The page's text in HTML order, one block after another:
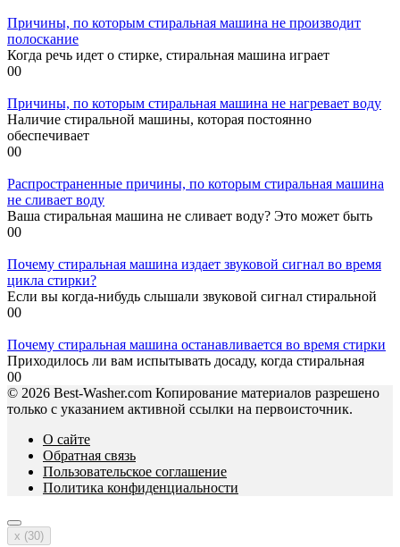
Причины, по которым стиральная машина не производит
полоскание
Когда речь идет о стирке, стиральная машина играет
00
Причины, по которым стиральная машина не нагревает воду
Наличие стиральной машины, которая постоянно
обеспечивает
00
Распространенные причины, по которым стиральная машина
не сливает воду
Ваша стиральная машина не сливает воду? Это может быть
00
Почему стиральная машина издает звуковой сигнал во время
цикла стирки?
Если вы когда-нибудь слышали звуковой сигнал стиральной
00
Почему стиральная машина останавливается во время стирки
Приходилось ли вам испытывать досаду, когда стиральная
00
© 2026 Best-Washer.com Копирование материалов разрешено
только с указанием активной ссылки на первоисточник.
О сайте
Обратная связь
Пользовательское соглашение
Политика конфиденциальности
x (30)